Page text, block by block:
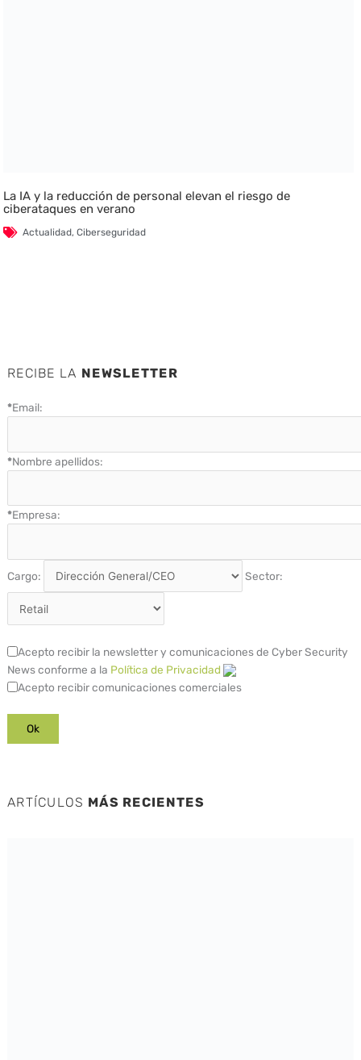
La IA y la reducción de personal elevan el riesgo de
ciberataques en verano
Actualidad,Ciberseguridad
RECIBE LA NEWSLETTER
*Email:
*Nombre apellidos:
*Empresa:
Cargo: Sector:
Acepto recibir la newsletter y comunicaciones de Cyber Security
News conforme a la Política de Privacidad
Acepto recibir comunicaciones comerciales
ARTÍCULOS MÁS RECIENTES